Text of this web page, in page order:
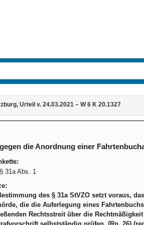
Urteil v. 24.03.2021 – W 6 K 20.1327
die Anordnung einer
31a Abs. 1
des § 31a StVZO setzt voraus,
die die Auferlegung eines
Rechtsstreit über die